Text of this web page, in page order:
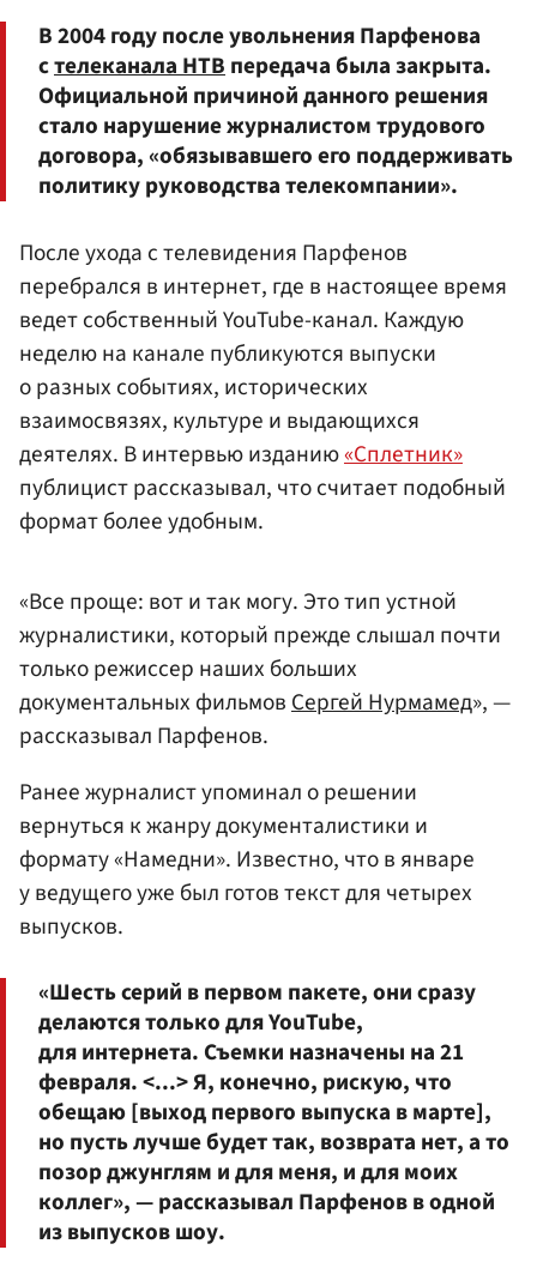
В 2004 году после увольнения Парфенова
стелеканала НТВпередача была закрыта.
Официальной причиной данного решения
стало нарушение журналистом трудового
договора, «обязывавшего его поддерживать
политику руководства телекомпании».
После ухода с телевидения Парфенов
перебрался в интернет, где в настоящее время
ведет собственный YouTube-канал. Каждую
неделю на канале публикуются выпуски
о разных событиях, исторических
взаимосвязях, культуре и выдающихся
деятелях. В интервью изданию«Сплетник»
публицист рассказывал, что считает подобный
формат более удобным.
«Все проще: вот и так могу. Это тип устной
журналистики, который прежде слышал почти
только режиссер наших больших
документальных фильмов Сергей Нурмамед», —
рассказывал Парфенов.
Ранее журналист упоминал о решении
вернуться к жанру документалистики и
формату «Намедни». Известно, что в январе
у ведущего уже был готов текст для четырех
выпусков.
«Шесть серий в первом пакете, они сразу
делаются только для YouTube,
для интернета. Съемки назначены на 21
февраля. <...> Я, конечно, рискую, что
обещаю [выход первого выпуска в марте],
но пусть лучше будет так, возврата нет, а то
позор джунглям и для меня, и для моих
коллег», — рассказывал Парфенов в одной
из выпусков шоу.